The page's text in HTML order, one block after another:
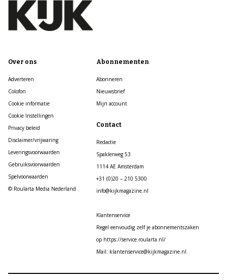
Over ons
Adverteren
Colofon
Cookie informatie
Cookie Instellingen
Privacy beleid
Disclaimer/vrijwaring
Leveringsvoorwaarden
Gebruiksvoorwaarden
Spelvoorwaarden
© Roularta Media Nederland
Abonnementen
Abonneren
Nieuwsbrief
Mijn account
Contact
Redactie
Spaklerweg 53
1114 AE Amsterdam
+31 (0)20 – 210 5300
info@kijkmagazine.nl
Klantenservice
Regel eenvoudig zelf je abonnementszaken
op https://service.roularta.nl/
Mail: klantenservice@kijkmagazine.nl